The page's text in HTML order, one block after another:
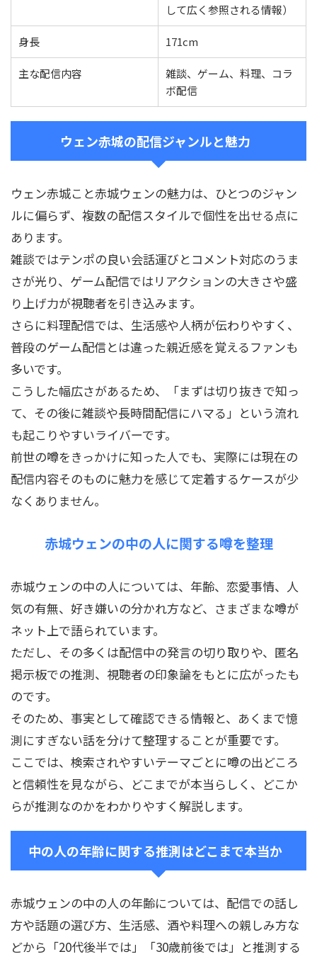
して広く参照される情報）
身長 171cm
主な配信内容
雑談、ゲーム、料理、コラ
ボ配信
ウェン赤城の配信ジャンルと魅力
ウェン赤城こと赤城ウェンの魅力は、ひとつのジャン
ルに偏らず、複数の配信スタイルで個性を出せる点に
あります。
雑談ではテンポの良い会話運びとコメント対応のうま
さが光り、ゲーム配信ではリアクションの大きさや盛
り上げ力が視聴者を引き込みます。
さらに料理配信では、生活感や人柄が伝わりやすく、
普段のゲーム配信とは違った親近感を覚えるファンも
多いです。
こうした幅広さがあるため、「まずは切り抜きで知っ
て、その後に雑談や長時間配信にハマる」という流れ
も起こりやすいライバーです。
前世の噂をきっかけに知った人でも、実際には現在の
配信内容そのものに魅力を感じて定着するケースが少
なくありません。
赤城ウェンの中の人に関する噂を整理
赤城ウェンの中の人については、年齢、恋愛事情、人
気の有無、好き嫌いの分かれ方など、さまざまな噂が
ネット上で語られています。
ただし、その多くは配信中の発言の切り取りや、匿名
掲示板での推測、視聴者の印象論をもとに広がったも
のです。
そのため、事実として確認できる情報と、あくまで憶
測にすぎない話を分けて整理することが重要です。
ここでは、検索されやすいテーマごとに噂の出どころ
と信頼性を見ながら、どこまでが本当らしく、どこか
らが推測なのかをわかりやすく解説します。
中の人の年齢に関する推測はどこまで本当か
赤城ウェンの中の人の年齢については、配信での話し
方や話題の選び方、生活感、酒や料理への親しみ方な
どから「20代後半では」「30歳前後では」と推測する